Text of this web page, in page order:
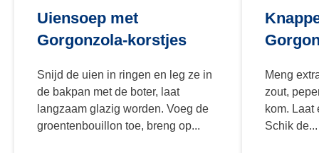
Uiensoep met
Gorgonzola-korstjes
Snijd de uien in ringen en leg ze in
de bakpan met de boter, laat
langzaam glazig worden. Voeg de
groentenbouillon toe, breng op...
Meng
zout,
kom. Laat
Schik de...